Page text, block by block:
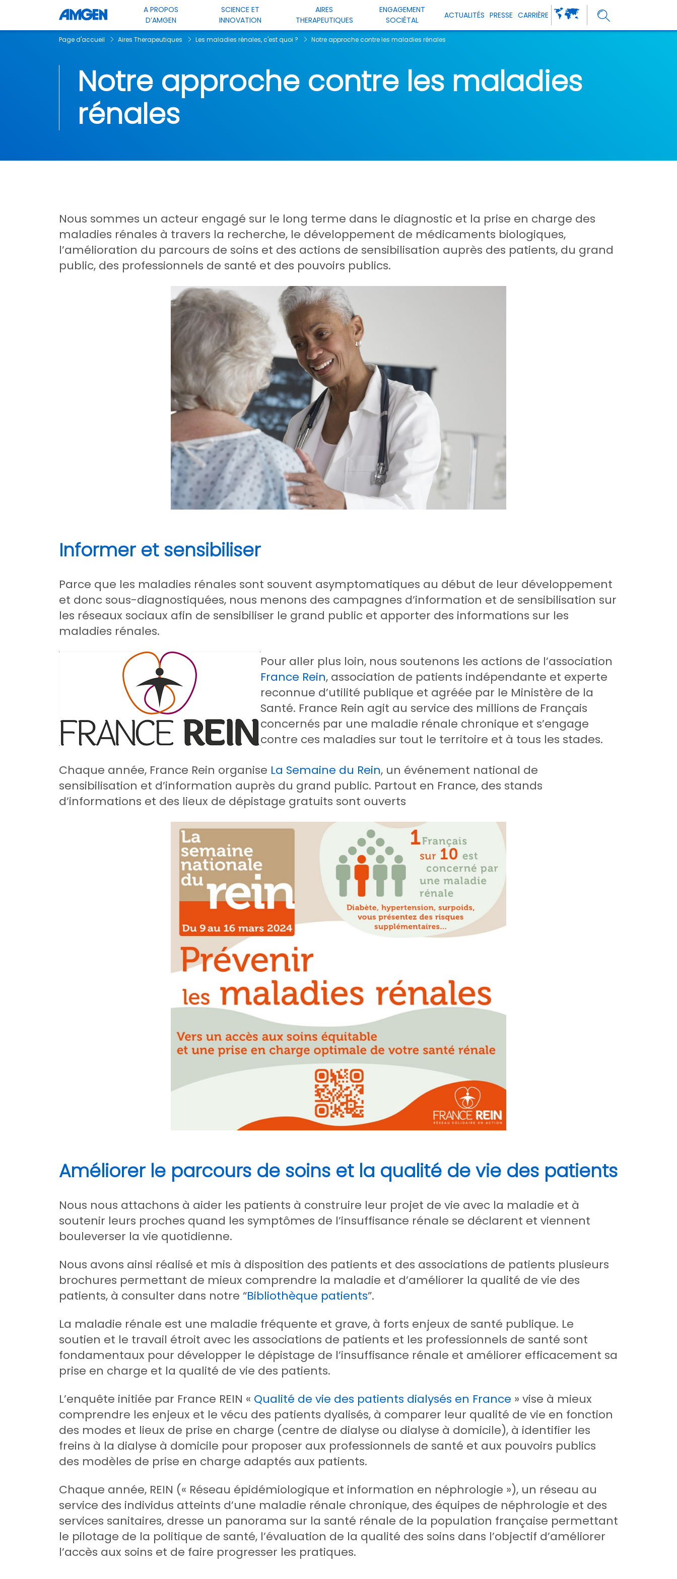
A PROPOS
D’AMGEN
SCIENCE ET
INNOVATION
AIRES
THERAPEUTIQUES
ENGAGEMENT
SOCIÉTAL
ACTUALITÉS PRESSE CARRIÈRE
Page d'accueil Aires Therapeutiques Les maladies rénales, c'est quoi ? Notre approche contre les maladies rénales
Notre approche contre les maladies
rénales
Nous sommes un acteur engagé sur le long terme dans le diagnostic et la prise en charge des
maladies rénales à travers la recherche, le développement de médicaments biologiques,
l’amélioration du parcours de soins et des actions de sensibilisation auprès des patients, du grand
public, des professionnels de santé et des pouvoirs publics.
Informer et sensibiliser
Parce que les maladies rénales sont souvent asymptomatiques au début de leur développement
et donc sous-diagnostiquées, nous menons des campagnes d’information et de sensibilisation sur
les réseaux sociaux afin de sensibiliser le grand public et apporter des informations sur les
maladies rénales.
Pour aller plus loin, nous soutenons les actions de l’association
France Rein, association de patients indépendante et experte
reconnue d’utilité publique et agréée par le Ministère de la
Santé. France Rein agit au service des millions de Français
concernés par une maladie rénale chronique et s’engage
contre ces maladies sur tout le territoire et à tous les stades.
Chaque année, France Rein organise La Semaine du Rein, un événement national de
sensibilisation et d’information auprès du grand public. Partout en France, des stands
d’informations et des lieux de dépistage gratuits sont ouverts
Améliorer le parcours de soins et la qualité de vie des patients
Nous nous attachons à aider les patients à construire leur projet de vie avec la maladie et à
soutenir leurs proches quand les symptômes de l’insuffisance rénale se déclarent et viennent
bouleverser la vie quotidienne.
Nous avons ainsi réalisé et mis à disposition des patients et des associations de patients plusieurs
brochures permettant de mieux comprendre la maladie et d’améliorer la qualité de vie des
patients, à consulter dans notre “Bibliothèque patients”.
La maladie rénale est une maladie fréquente et grave, à forts enjeux de santé publique. Le
soutien et le travail étroit avec les associations de patients et les professionnels de santé sont
fondamentaux pour développer le dépistage de l’insuffisance rénale et améliorer efficacement sa
prise en charge et la qualité de vie des patients.
L’enquête initiée par France REIN « Qualité de vie des patients dialysés en France » vise à mieux
comprendre les enjeux et le vécu des patients dyalisés, à comparer leur qualité de vie en fonction
des modes et lieux de prise en charge (centre de dialyse ou dialyse à domicile), à identifier les
freins à la dialyse à domicile pour proposer aux professionnels de santé et aux pouvoirs publics
des modèles de prise en charge adaptés aux patients.
Chaque année, REIN (« Réseau épidémiologique et information en néphrologie »), un réseau au
service des individus atteints d’une maladie rénale chronique, des équipes de néphrologie et des
services sanitaires, dresse un panorama sur la santé rénale de la population française permettant
le pilotage de la politique de santé, l’évaluation de la qualité des soins dans l’objectif d’améliorer
l’accès aux soins et de faire progresser les pratiques.